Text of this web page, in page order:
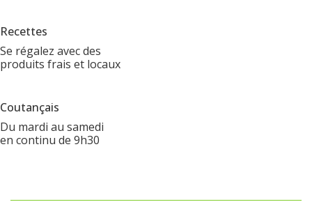
Recettes
Se régalez avec des
produits frais et locaux
Coutançais
Du mardi au samedi
en continu de 9h30